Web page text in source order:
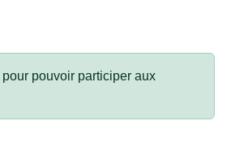
pour pouvoir participer aux